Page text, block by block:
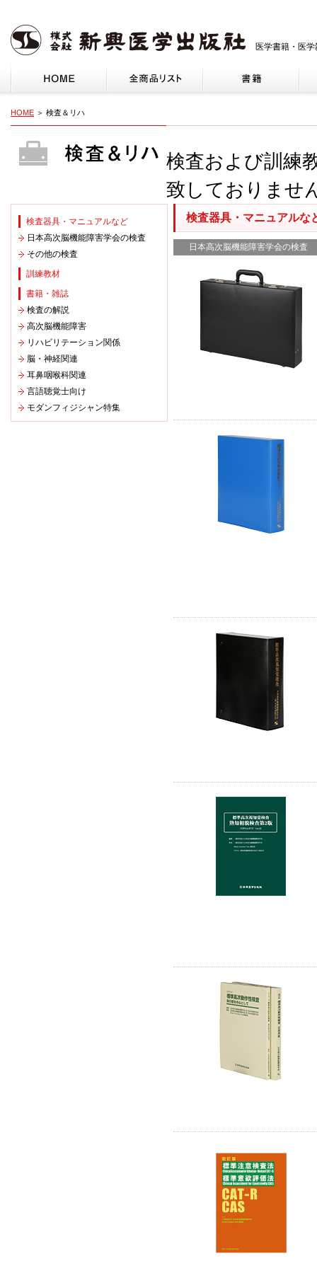
医学書籍・医
HOME ＞ 検査＆リハ
検査および訓練
致しておりませ
検査器具・マニュアルなど
日本高次脳機能障害学会の検査
その他の検査
訓練教材
書籍・雑誌
検査の解説
高次脳機能障害
リハビリテーション関係
脳・神経関連
耳鼻咽喉科関連
言語聴覚士向け
モダンフィジシャン特集
検査器具・マニュアルな
日本高次脳機能障害学会の検査